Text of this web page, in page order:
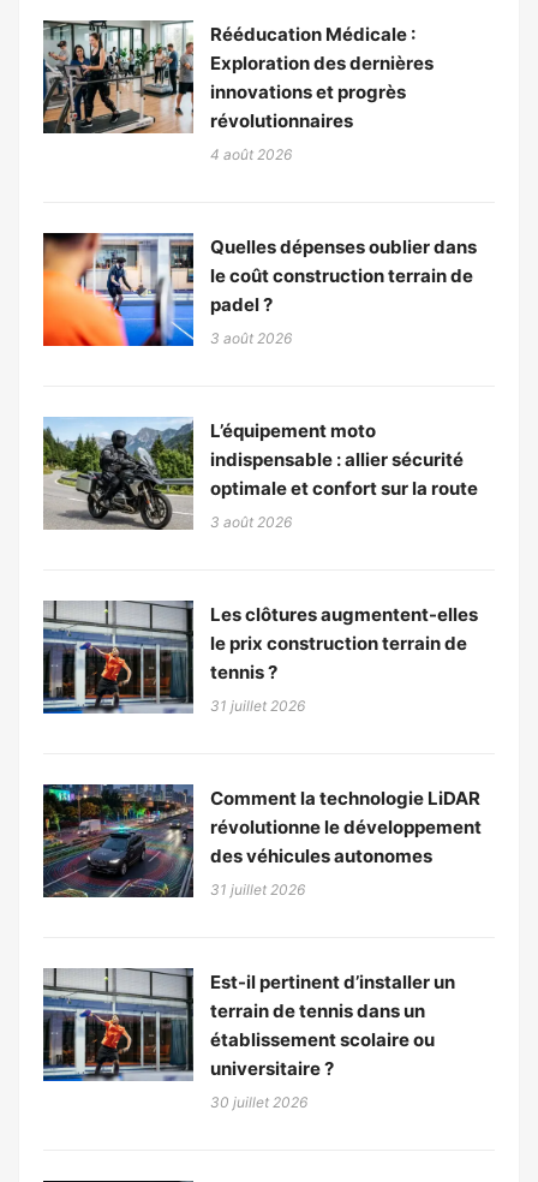
Rééducation Médicale :
Exploration des dernières
innovations et progrès
révolutionnaires
4 août 2026
Quelles dépenses oublier dans
le coût construction terrain de
padel ?
3 août 2026
L’équipement moto
indispensable : allier sécurité
optimale et confort sur la route
3 août 2026
Les clôtures augmentent-elles
le prix construction terrain de
tennis ?
31 juillet 2026
Comment la technologie LiDAR
révolutionne le développement
des véhicules autonomes
31 juillet 2026
Est-il pertinent d’installer un
terrain de tennis dans un
établissement scolaire ou
universitaire ?
30 juillet 2026